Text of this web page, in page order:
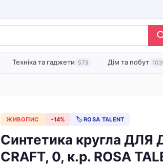
Техніка та гаджети 573 Дім та побут
ЖИВОПИС −14% 🏷 ROSA TALENT
Синтетика кругла ДЛЯ
CRAFT, 0, к.р. ROSA